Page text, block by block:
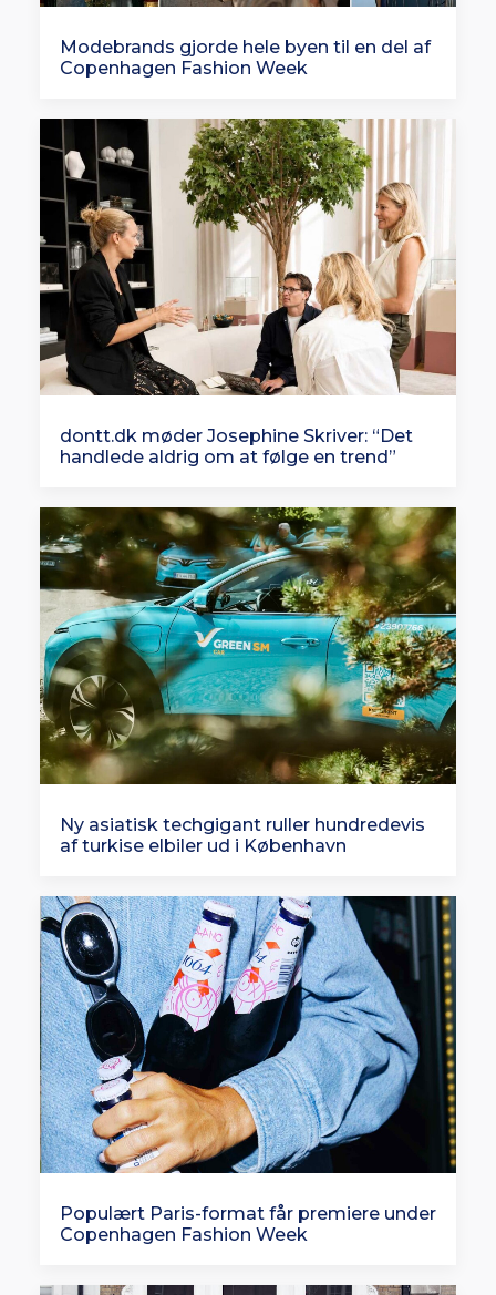
Modebrands gjorde hele byen til en del af
Copenhagen Fashion Week
dontt.dk møder Josephine Skriver: “Det
handlede aldrig om at følge en trend”
Ny asiatisk techgigant ruller hundredevis
af turkise elbiler ud i København
Populært Paris-format får premiere under
Copenhagen Fashion Week